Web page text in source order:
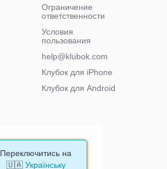
Ограничение
ответственности
Условия
пользования
help@klubok.com
Клубок для iPhone
Клубок для Android
Переключитись на
🇺🇦 Українську